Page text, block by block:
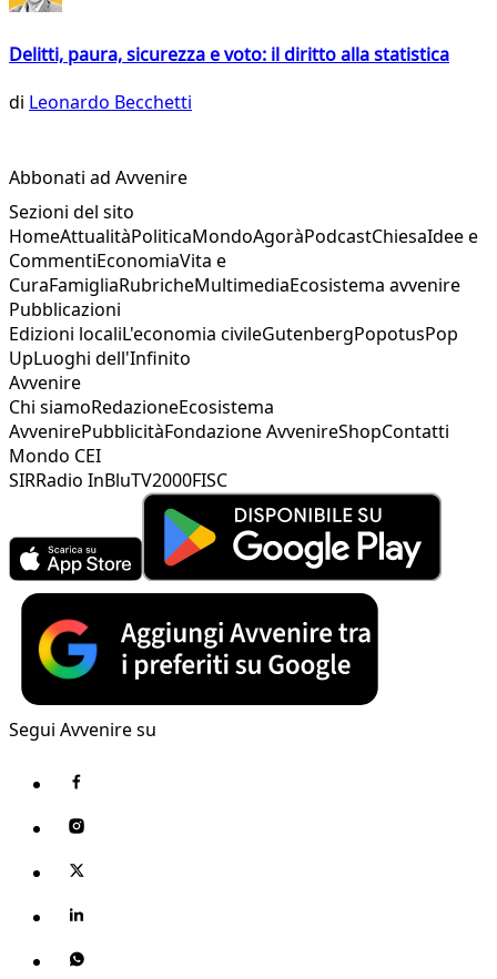
Delitti, paura, sicurezza e voto: il diritto alla statistica
di Leonardo Becchetti
Abbonati ad Avvenire
Sezioni del sito
HomeAttualitàPoliticaMondoAgoràPodcastChiesaIdee e
CommentiEconomiaVita e
CuraFamigliaRubricheMultimediaEcosistema avvenire
Pubblicazioni
Edizioni localiL'economia civileGutenbergPopotusPop
UpLuoghi dell'Infinito
Avvenire
Chi siamoRedazioneEcosistema
AvvenirePubblicitàFondazione AvvenireShopContatti
Mondo CEI
SIRRadio InBluTV2000FISC
Segui Avvenire su